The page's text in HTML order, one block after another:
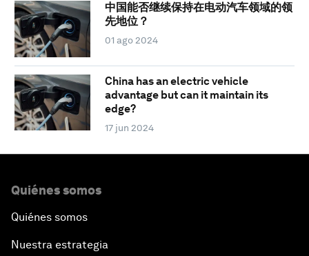
中国能否继续保持在电动汽车领域的领
先地位？
01 ago 2024
China has an electric vehicle
advantage but can it maintain its
edge?
17 jun 2024
Quiénes somos
Quiénes somos
Nuestra estrategia